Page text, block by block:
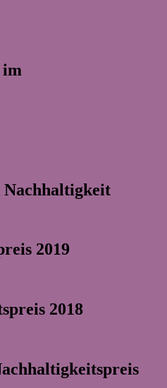
im
Nachhaltigkeit
2019
2018